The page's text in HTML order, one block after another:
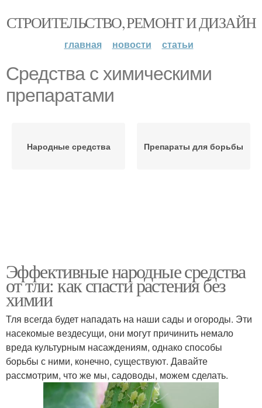
СТРОИТЕЛЬСТВО, РЕМОНТ И ДИЗАЙН
главная новости статьи
Средства с химическими
препаратами
Народные средства Препараты для борьбы
Эффективные народные средства
от тли: как спасти растения без
химии
Тля всегда будет нападать на наши сады и огороды. Эти
насекомые вездесущи, они могут причинить немало
вреда культурным насаждениям, однако способы
борьбы с ними, конечно, существуют. Давайте
рассмотрим, что же мы, садоводы, можем сделать.